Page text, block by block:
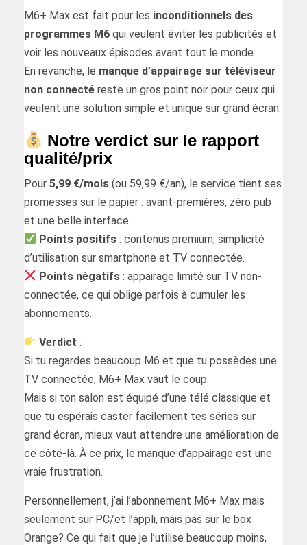
M6+ Max est fait pour les inconditionnels des
programmes M6 qui veulent éviter les publicités et
voir les nouveaux épisodes avant tout le monde.
En revanche, le manque d’appairage sur téléviseur
non connecté reste un gros point noir pour ceux qui
veulent une solution simple et unique sur grand écran.
Notre verdict sur le rapport
qualité/prix
Pour 5,99 €/mois (ou 59,99 €/an), le service tient ses
promesses sur le papier : avant-premières, zéro pub
et une belle interface.
Points positifs : contenus premium, simplicité
d’utilisation sur smartphone et TV connectée.
Points négatifs : appairage limité sur TV non-
connectée, ce qui oblige parfois à cumuler les
abonnements.
Verdict :
Si tu regardes beaucoup M6 et que tu possèdes une
TV connectée, M6+ Max vaut le coup.
Mais si ton salon est équipé d’une télé classique et
que tu espérais caster facilement tes séries sur
grand écran, mieux vaut attendre une amélioration de
ce côté-là. À ce prix, le manque d’appairage est une
vraie frustration.
Personnellement, j’ai l’abonnement M6+ Max mais
seulement sur PC/et l’appli, mais pas sur le box
Orange? Ce qui fait que je l’utilise beaucoup moins,